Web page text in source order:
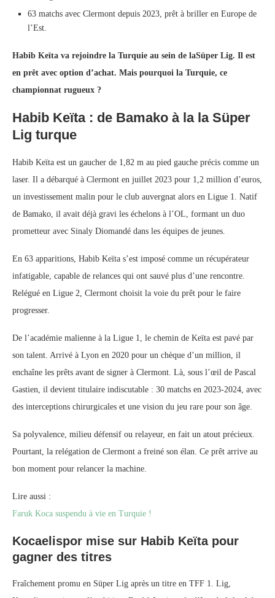
63 matchs avec Clermont depuis 2023, prêt à briller en Europe de
l’Est.
Habib Keïta va rejoindre la Turquie au sein de laSüper Lig. Il est
en prêt avec option d’achat. Mais pourquoi la Turquie, ce
championnat rugueux ?
Habib Keïta : de Bamako à la la Süper
Lig turque
Habib Keïta est un gaucher de 1,82 m au pied gauche précis comme un
laser. Il a débarqué à Clermont en juillet 2023 pour 1,2 million d’euros,
un investissement malin pour le club auvergnat alors en Ligue 1. Natif
de Bamako, il avait déjà gravi les échelons à l’OL, formant un duo
prometteur avec Sinaly Diomandé dans les équipes de jeunes.
En 63 apparitions, Habib Keïta s’est imposé comme un récupérateur
infatigable, capable de relances qui ont sauvé plus d’une rencontre.
Relégué en Ligue 2, Clermont choisit la voie du prêt pour le faire
progresser.
De l’académie malienne à la Ligue 1, le chemin de Keïta est pavé par
son talent. Arrivé à Lyon en 2020 pour un chèque d’un million, il
enchaîne les prêts avant de signer à Clermont. Là, sous l’œil de Pascal
Gastien, il devient titulaire indiscutable : 30 matchs en 2023-2024, avec
des interceptions chirurgicales et une vision du jeu rare pour son âge.
Sa polyvalence, milieu défensif ou relayeur, en fait un atout précieux.
Pourtant, la relégation de Clermont a freiné son élan. Ce prêt arrive au
bon moment pour relancer la machine.
Lire aussi :
Faruk Koca suspendu à vie en Turquie !
Kocaelispor mise sur Habib Keïta pour
gagner des titres
Fraîchement promu en Süper Lig après un titre en TFF 1. Lig,